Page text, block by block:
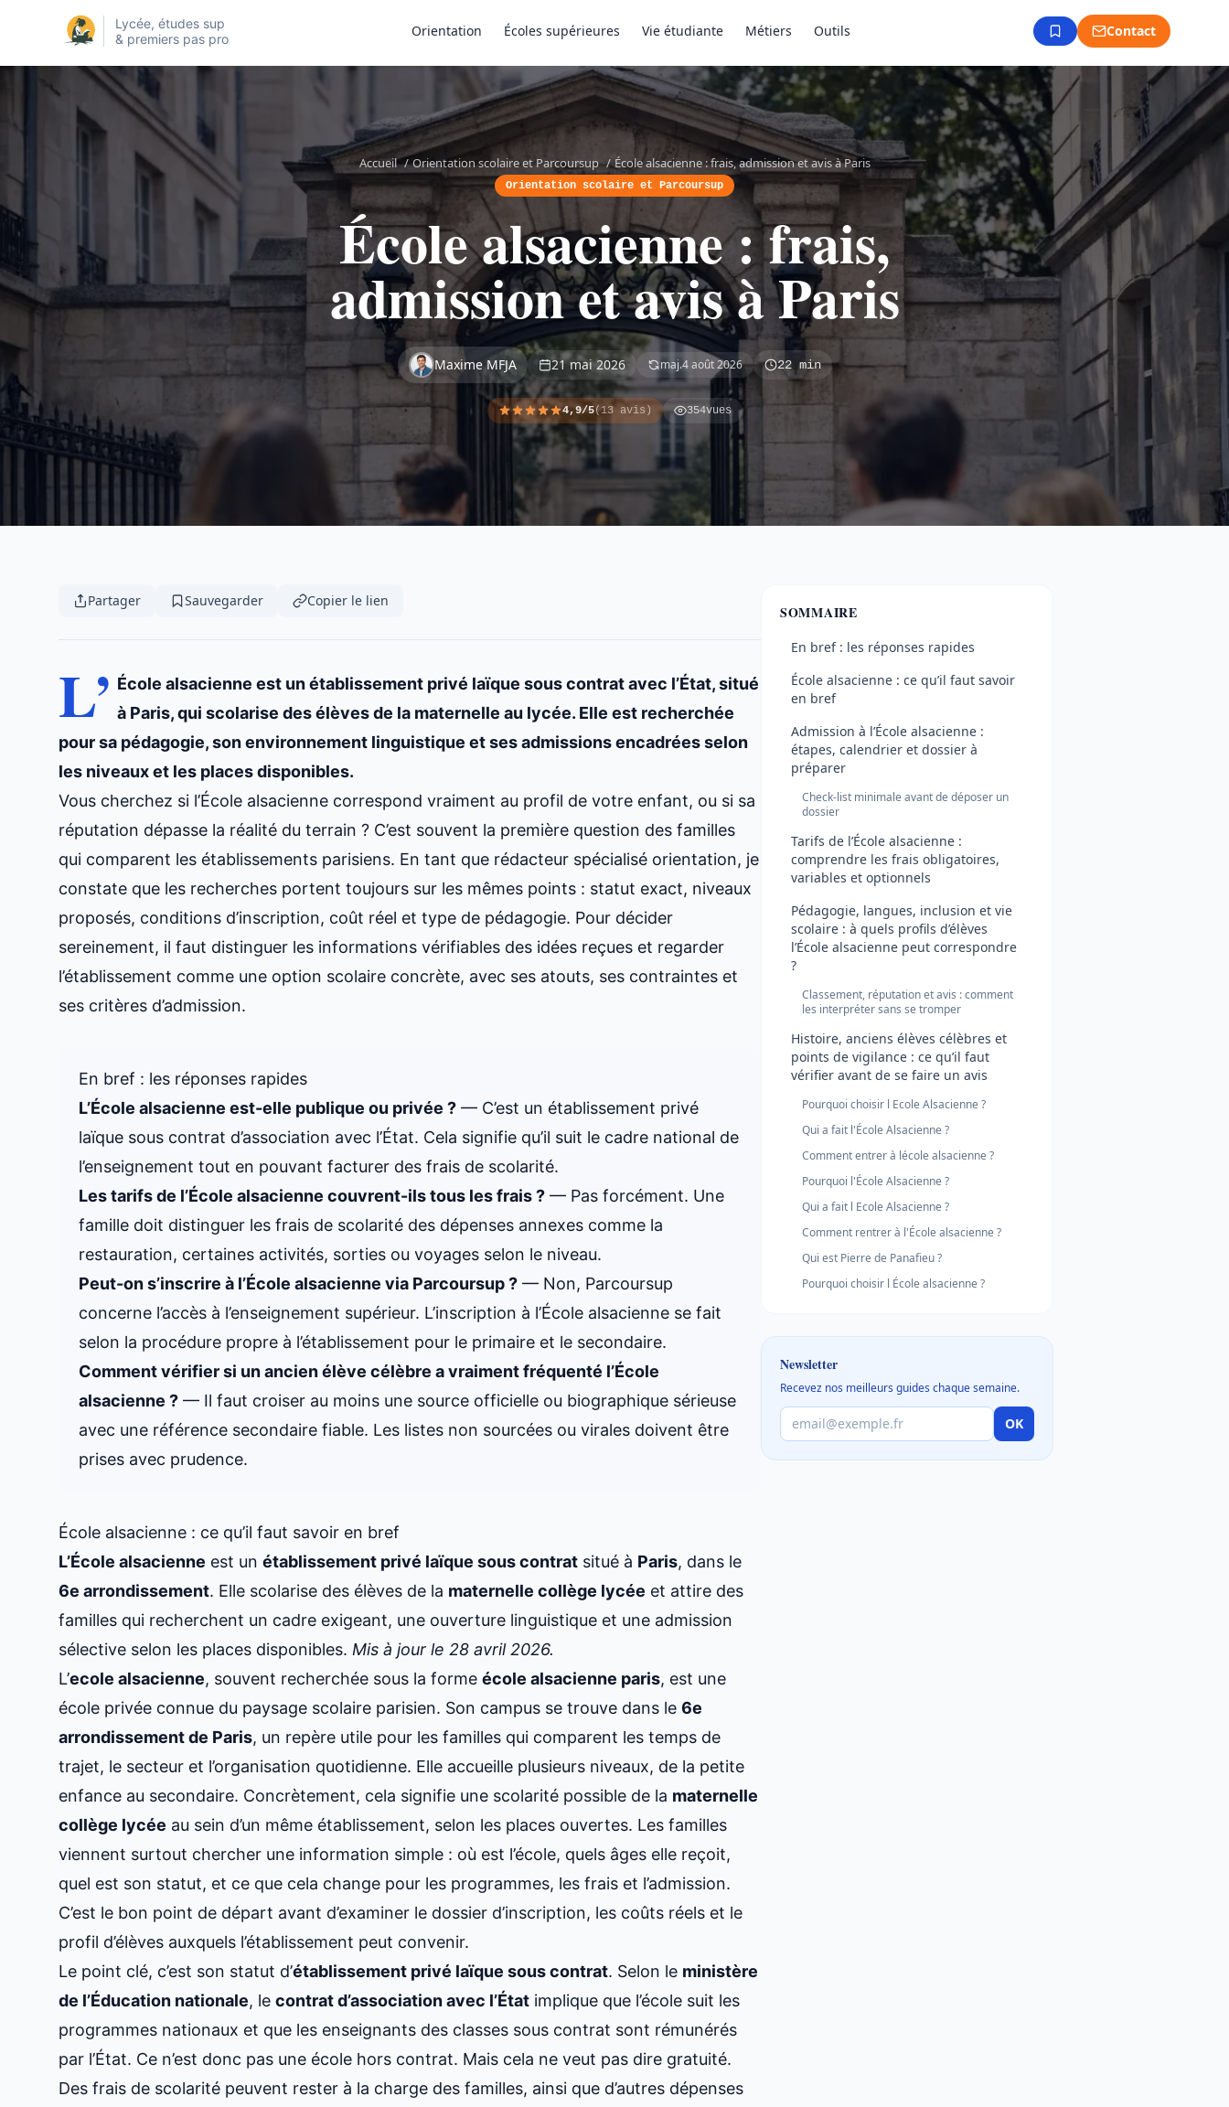
Lycée, études sup
& premiers pas pro
Orientation Écoles supérieures Vie étudiante Métiers Outils Contact
Accueil / Orientation scolaire et Parcoursup / École alsacienne : frais, admission et avis à Paris
Orientation scolaire et Parcoursup
École alsacienne : frais,
admission et avis à Paris
Maxime MFJA 21 mai 2026 maj.4 août 2026 22 min
4,9/5(13 avis) 354vues
Partager Sauvegarder Copier le lien
L’ École alsacienne est un établissement privé laïque sous contrat avec l’État, situé
à Paris, qui scolarise des élèves de la maternelle au lycée. Elle est recherchée
pour sa pédagogie, son environnement linguistique et ses admissions encadrées selon
les niveaux et les places disponibles.
Vous cherchez si l’École alsacienne correspond vraiment au profil de votre enfant, ou si sa
réputation dépasse la réalité du terrain ? C’est souvent la première question des familles
qui comparent les établissements parisiens. En tant que rédacteur spécialisé orientation, je
constate que les recherches portent toujours sur les mêmes points : statut exact, niveaux
proposés, conditions d’inscription, coût réel et type de pédagogie. Pour décider
sereinement, il faut distinguer les informations vérifiables des idées reçues et regarder
l’établissement comme une option scolaire concrète, avec ses atouts, ses contraintes et
ses critères d’admission.
En bref : les réponses rapides
L’École alsacienne est-elle publique ou privée ? — C’est un établissement privé
laïque sous contrat d’association avec l’État. Cela signifie qu’il suit le cadre national de
l’enseignement tout en pouvant facturer des frais de scolarité.
Les tarifs de l’École alsacienne couvrent-ils tous les frais ? — Pas forcément. Une
famille doit distinguer les frais de scolarité des dépenses annexes comme la
restauration, certaines activités, sorties ou voyages selon le niveau.
Peut-on s’inscrire à l’École alsacienne via Parcoursup ? — Non, Parcoursup
concerne l’accès à l’enseignement supérieur. L’inscription à l’École alsacienne se fait
selon la procédure propre à l’établissement pour le primaire et le secondaire.
Comment vérifier si un ancien élève célèbre a vraiment fréquenté l’École
alsacienne ? — Il faut croiser au moins une source officielle ou biographique sérieuse
avec une référence secondaire fiable. Les listes non sourcées ou virales doivent être
prises avec prudence.
École alsacienne : ce qu’il faut savoir en bref
L’École alsacienne est un établissement privé laïque sous contrat situé à Paris, dans le
6e arrondissement. Elle scolarise des élèves de la maternelle collège lycée et attire des
familles qui recherchent un cadre exigeant, une ouverture linguistique et une admission
sélective selon les places disponibles. Mis à jour le 28 avril 2026.
L’ecole alsacienne, souvent recherchée sous la forme école alsacienne paris, est une
école privée connue du paysage scolaire parisien. Son campus se trouve dans le 6e
arrondissement de Paris, un repère utile pour les familles qui comparent les temps de
trajet, le secteur et l’organisation quotidienne. Elle accueille plusieurs niveaux, de la petite
enfance au secondaire. Concrètement, cela signifie une scolarité possible de la maternelle
collège lycée au sein d’un même établissement, selon les places ouvertes. Les familles
viennent surtout chercher une information simple : où est l’école, quels âges elle reçoit,
quel est son statut, et ce que cela change pour les programmes, les frais et l’admission.
C’est le bon point de départ avant d’examiner le dossier d’inscription, les coûts réels et le
profil d’élèves auxquels l’établissement peut convenir.
Le point clé, c’est son statut d’établissement privé laïque sous contrat. Selon le ministère
de l’Éducation nationale, le contrat d’association avec l’État implique que l’école suit les
programmes nationaux et que les enseignants des classes sous contrat sont rémunérés
par l’État. Ce n’est donc pas une école hors contrat. Mais cela ne veut pas dire gratuité.
Des frais de scolarité peuvent rester à la charge des familles, ainsi que d’autres dépenses
SOMMAIRE
En bref : les réponses rapides
École alsacienne : ce qu’il faut savoir
en bref
Admission à l’École alsacienne :
étapes, calendrier et dossier à
préparer
Check-list minimale avant de déposer un
dossier
Tarifs de l’École alsacienne :
comprendre les frais obligatoires,
variables et optionnels
Pédagogie, langues, inclusion et vie
scolaire : à quels profils d’élèves
l’École alsacienne peut correspondre
?
Classement, réputation et avis : comment
les interpréter sans se tromper
Histoire, anciens élèves célèbres et
points de vigilance : ce qu’il faut
vérifier avant de se faire un avis
Pourquoi choisir l Ecole Alsacienne ?
Qui a fait l'École Alsacienne ?
Comment entrer à lécole alsacienne ?
Pourquoi l'École Alsacienne ?
Qui a fait l Ecole Alsacienne ?
Comment rentrer à l'École alsacienne ?
Qui est Pierre de Panafieu ?
Pourquoi choisir l École alsacienne ?
Newsletter
Recevez nos meilleurs guides chaque semaine.
OK